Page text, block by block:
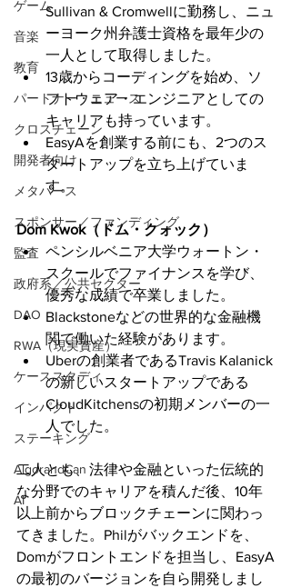
ゲーム
音楽
教育
パートナー・ニュース
クロスチェーン
開発者向け
メタバース
スポンサー／ファンディング
監査
政府系／公共セクター
DAO
RWA（現実資産）
ケーススタディ
インパクト
ステーキング
AlgorandCan
AI
Sullivan & Cromwellに勤務し、ニュ
ーヨーク州弁護士資格を最年少の
一人として取得しました。
13歳からコーディングを始め、ソ
フトウェア・エンジニアとしての
キャリアも持っています。
EasyAを創業する前にも、2つのス
タートアップを立ち上げていま
す。
Dom Kwok（ドム・クォック）
ペンシルベニア大学ウォートン・
スクールでファイナンスを学び、
優秀な成績で卒業しました。
Blackstoneなどの世界的な金融機
関で働いた経験があります。
Uberの創業者であるTravis Kalanick
の新しいスタートアップである
CloudKitchensの初期メンバーの一
人でした。
二人とも、法律や金融といった伝統的
な分野でのキャリアを積んだ後、10年
以上前からブロックチェーンに関わっ
てきました。Philがバックエンドを、
Domがフロントエンドを担当し、EasyA
の最初のバージョンを自ら開発しまし